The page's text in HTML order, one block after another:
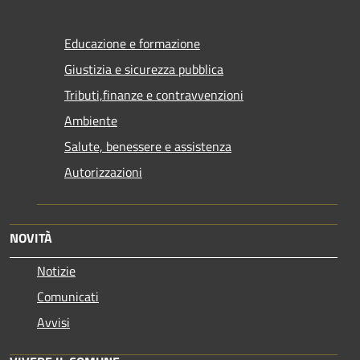
Educazione e formazione
Giustizia e sicurezza pubblica
Tributi,finanze e contravvenzioni
Ambiente
Salute, benessere e assistenza
Autorizzazioni
NOVITÀ
Notizie
Comunicati
Avvisi